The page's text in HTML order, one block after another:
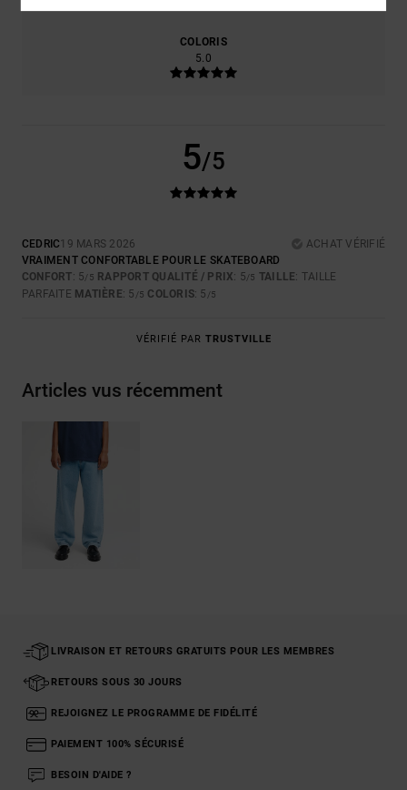
COLORIS
5.0
5/5
CEDRIC19 MARS 2026
ACHAT VÉRIFIÉ
VRAIMENT CONFORTABLE POUR LE SKATEBOARD
CONFORT: 5/5 RAPPORT QUALITÉ / PRIX: 5/5 TAILLE: TAILLE
PARFAITE MATIÈRE: 5 /5 COLORIS: 5 /5
VÉRIFIÉ PAR TRUSTVILLE
Articles vus récemment
LIVRAISON ET RETOURS GRATUITS POUR LES MEMBRES
RETOURS SOUS 30 JOURS
REJOIGNEZ LE PROGRAMME DE FIDÉLITÉ
PAIEMENT 100% SÉCURISÉ
BESOIN D'AIDE ?